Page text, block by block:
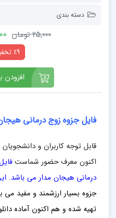
دسته بندی
25,000 تومان
٪9 تخفیف
افزودن
فایل جزوه زوج درمانی
قابل توجه کاربران و
اکنون معرف حضور شماست
درمانی هیجان مدار می باشد. این
تهیه شده و هم اکنون آماده